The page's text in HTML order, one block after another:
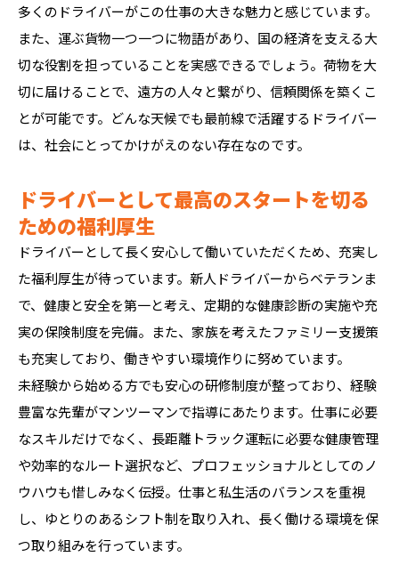
多くのドライバーがこの仕事の大きな魅力と感じています。
また、運ぶ貨物一つ一つに物語があり、国の経済を支える大
切な役割を担っていることを実感できるでしょう。荷物を大
切に届けることで、遠方の人々と繋がり、信頼関係を築くこ
とが可能です。どんな天候でも最前線で活躍するドライバー
は、社会にとってかけがえのない存在なのです。
ドライバーとして最高のスタートを切る
ための福利厚生
ドライバーとして長く安心して働いていただくため、充実し
た福利厚生が待っています。新人ドライバーからベテランま
で、健康と安全を第一と考え、定期的な健康診断の実施や充
実の保険制度を完備。また、家族を考えたファミリー支援策
も充実しており、働きやすい環境作りに努めています。
未経験から始める方でも安心の研修制度が整っており、経験
豊富な先輩がマンツーマンで指導にあたります。仕事に必要
なスキルだけでなく、長距離トラック運転に必要な健康管理
や効率的なルート選択など、プロフェッショナルとしてのノ
ウハウも惜しみなく伝授。仕事と私生活のバランスを重視
し、ゆとりのあるシフト制を取り入れ、長く働ける環境を保
つ取り組みを行っています。